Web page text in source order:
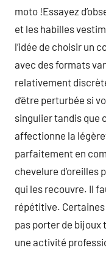
moto !Essayez
et les habilles
l’idée de choisir un
avec des formats
relativement
d’être perturbée si
singulier tandis que
affectionne la
parfaitement en
chevelure d’oreilles
qui les recouvre. Il
répétitive.
pas porter de bijoux
une activité